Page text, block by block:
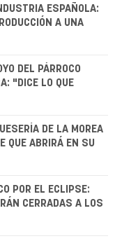
ESPAÑOLA:
A UNA
DEL PÁRROCO
"DICE LO QUE
DE LA MOREA
QUE ABRIRÁ EN SU
POR EL ECLIPSE:
CERRADAS A LOS